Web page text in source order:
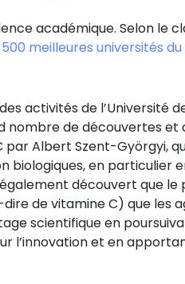
académique. Selon le
500 meilleures universités
activités de l’Université de
de découvertes et
Albert Szent-Györgyi,
biologiques, en particulier
découvert que le
de vitamine C) que les
scientifique en
l’innovation et en